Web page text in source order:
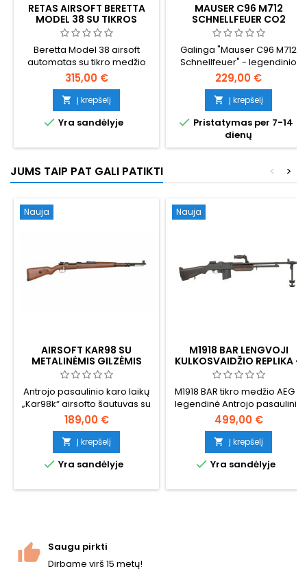
RETAS AIRSOFT BERETTA
MODEL 38 SU TIKROS
MEDIENOS BUOŽE
Beretta Model 38 airsoft
automatas su tikro medžio
buože, istorinė replika
315,00 €
 Į krepšelį
 Yra sandėlyje
MAUSER C96 M712
SCHNELLFEUER CO2
AIRSOFT PISTOLETAS -
"SELECT-FIRE" VOKIŠKA
ŠLUOTOS RANKENA
Galinga "Mauser C96 M712
Schnellfeuer" - legendinio
vokiško 1932 m. šluotos
rankenos pistoleto, skirto
šaudyti iš pasirinktinio ginklo,
CO2 airsofto kopija. Sunkus
viso metalo korpusas, pusiau
ir visiškai automatinis
šaudymas, ~420 FPS / 1,64 J.
įkvėpė Han Solo DL-44
blasterį "Žvaigždžių karuose".
229,00 €
 Į krepšelį
 Pristatymas per 7-14
dienų
JUMS TAIP PAT GALI PATIKTI >
<
Nauja
AIRSOFT KAR98 SU
METALINĖMIS GILZĖMIS
Antrojo pasaulinio karo laikų
„Kar98k“ airsofto šautuvas su
metalinių tūtelių išmetimo
mechanizmu — realistiška
alternatyva įprastiems
didelės talpos snaiperiniams
šautuvams. Įdėkite BB
patraukite užraktą, ir
šratukais, bendras ilgis 1120
mm....
189,00 €
 Į krepšelį
 Yra sandėlyje
Nauja
M1918 BAR LENGVOJI
KULKOSVAIDŽIO REPLIKA –
TIKRAS MEDIS
M1918 BAR tikro medžio AEG –
legendinė Antrojo pasaulinio
karo Browning automatinio
šautuvo replika. Pilnas
metalas, tikras tamsintas
medis, 6,4 kg svoris, plieninis
dvikojis komplekte. Tik pilnas
LMG kolekcininkams ir
499,00 €
 Į krepšelį
 Yra sandėlyje
Saugu pirkti
Dirbame virš 15 metų!